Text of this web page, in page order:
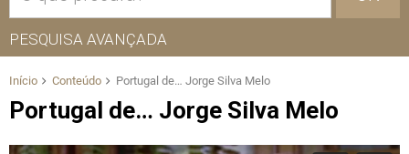
PESQUISA AVANÇADA
Início Conteúdo Portugal de… Jorge Silva Melo
Portugal de… Jorge Silva Melo